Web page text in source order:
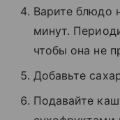
Варите блюдо
минут.
чтобы она не
Добавьте
Подавайте